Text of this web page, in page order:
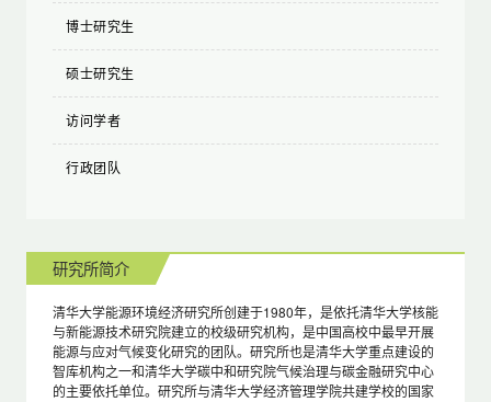
博士研究生
硕士研究生
访问学者
行政团队
研究所简介
清华大学能源环境经济研究所创建于1980年，是依托清华大学核能
与新能源技术研究院建立的校级研究机构，是中国高校中最早开展
能源与应对气候变化研究的团队。研究所也是清华大学重点建设的
智库机构之一和清华大学碳中和研究院气候治理与碳金融研究中心
的主要依托单位。研究所与清华大学经济管理学院共建学校的国家